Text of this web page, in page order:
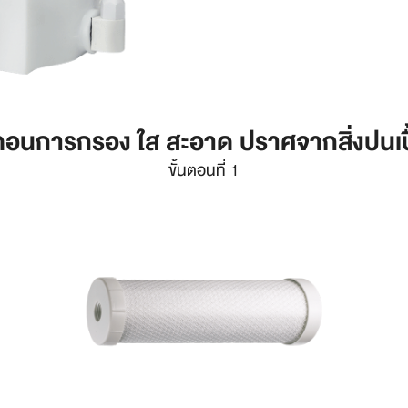
นการกรอง ใส สะอาด ปราศจากสิ่งปน
ขั้นตอนที่ 1